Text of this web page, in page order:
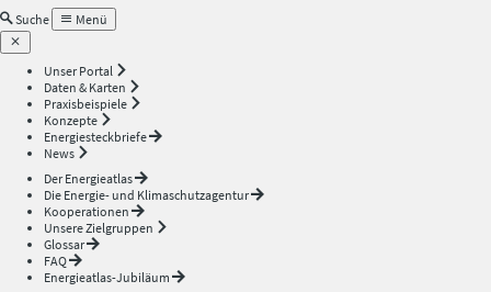
Suche
Menü
Unser Portal
Daten & Karten
Praxisbeispiele
Konzepte
Energiesteckbriefe
News
Der Energieatlas
Die Energie- und Klimaschutzagentur
Kooperationen
Unsere Zielgruppen
Glossar
FAQ
Energieatlas-Jubiläum